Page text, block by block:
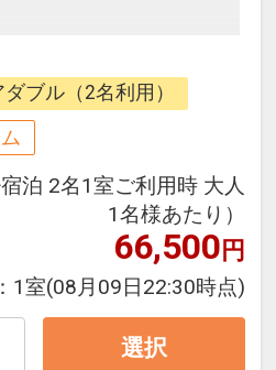
ックパッケージだか
はもちろん周遊旅行
1泊だけの宿泊や延
も自由自在です。
ジ会員の方にはフライ
貯まります。
ブル（2名利用）
宿泊 2名1室ご利用時 大人
1名様あたり）
66,500円
1室(08月09日22:30時点)
選択